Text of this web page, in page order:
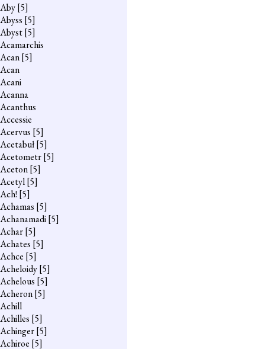
Aby[5]
Abyss [5]
Abyst[5]
Acamarchis
Acan[5]
Acan
Acani
Acanna
Acanthus
Accessie
Acervus [5]
Acetabuł[5]
Acetometr[5]
Aceton[5]
Acetyl[5]
Ach! [5]
Achamas [5]
Achanamadi[5]
Achar[5]
Achates [5]
Achce [5]
Acheloidy[5]
Achelous [5]
Acheron[5]
Achill
Achilles [5]
Achinger[5]
Achiroe [5]